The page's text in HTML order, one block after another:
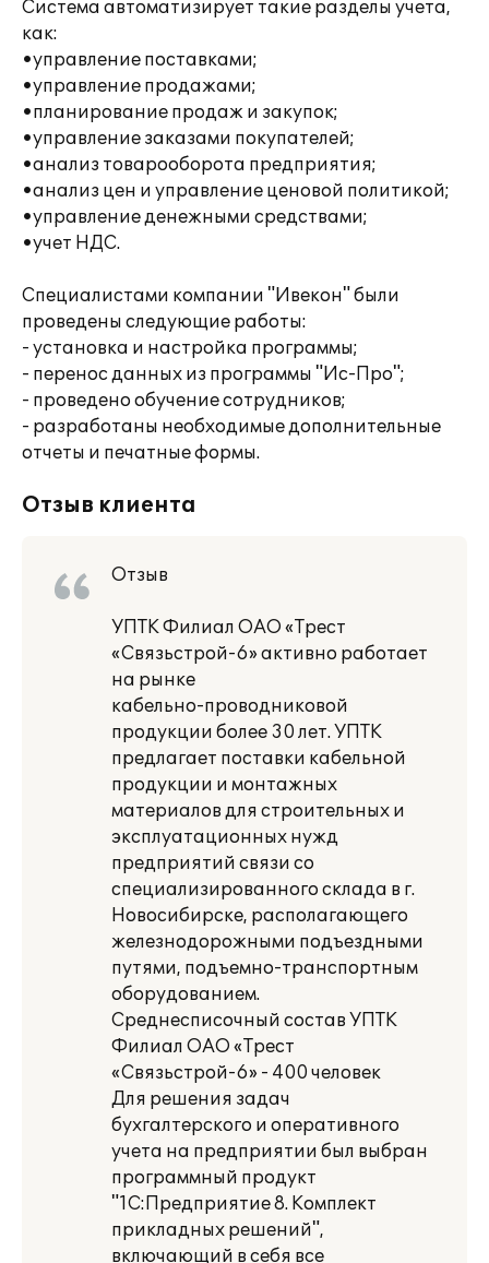
Система автоматизирует такие разделы учета,
как:
•управление поставками;
•управление продажами;
•планирование продаж и закупок;
•управление заказами покупателей;
•анализ товарооборота предприятия;
•анализ цен и управление ценовой политикой;
•управление денежными средствами;
•учет НДС.
Специалистами компании "Ивекон" были
проведены следующие работы:
- установка и настройка программы;
- перенос данных из программы "Ис-Про";
- проведено обучение сотрудников;
- разработаны необходимые дополнительные
отчеты и печатные формы.
Отзыв клиента
Отзыв
УПТК Филиал ОАО «Трест
«Связьстрой-6» активно работает
на рынке
кабельно-проводниковой
продукции более 30 лет. УПТК
предлагает поставки кабельной
продукции и монтажных
материалов для строительных и
эксплуатационных нужд
предприятий связи со
специализированного склада в г.
Новосибирске, располагающего
железнодорожными подъездными
путями, подъемно-транспортным
оборудованием.
Среднесписочный состав УПТК
Филиал ОАО «Трест
«Связьстрой-6» - 400 человек
Для решения задач
бухгалтерского и оперативного
учета на предприятии был выбран
программный продукт
"1С:Предприятие 8. Комплект
прикладных решений",
включающий в себя все